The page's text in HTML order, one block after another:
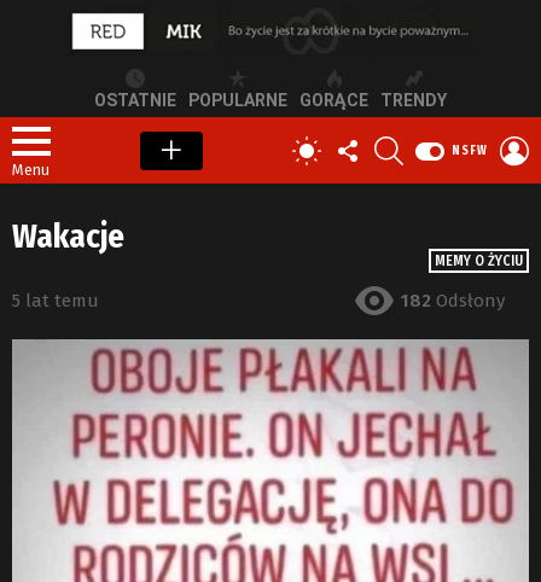
OSTATNIE POPULARNE GORĄCE TRENDY
Menu
PRZEŁĄCZ
SKÓRKĘ
OBSERWUJ
NAS
NSFW
MEMY O ŻYCIU
Wakacje
5 lat temu 182 Odsłony